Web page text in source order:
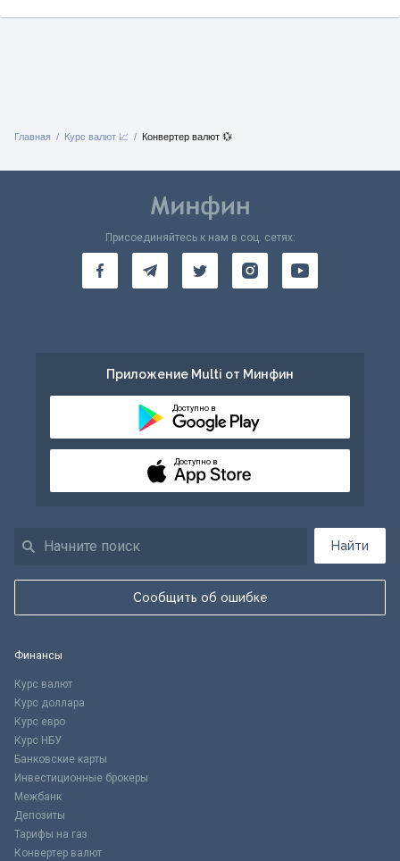
Главная Курс валют 📈 Конвертер валют 💱
Найти
Сообщить об ошибке
Присоединяйтесь к нам в соц. сетях:
Приложение Multi от Минфин
Доступно в
Доступно в
Финансы
Курс валют
Курс доллара
Курс евро
Курс НБУ
Банковские карты
Инвестиционные брокеры
Межбанк
Депозиты
Тарифы на газ
Конвертер валют